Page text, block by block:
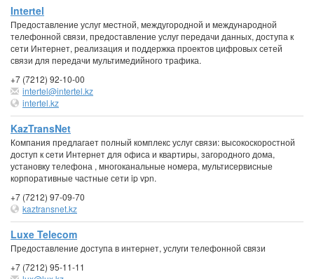
Intertel
Предоставление услуг местной, междугородной и международной
телефонной связи, предоставление услуг передачи данных, доступа к
сети Интернет, реализация и поддержка проектов цифровых сетей
связи для передачи мультимедийного трафика.
+7 (7212) 92-10-00
intertel@intertel.kz
intertel.kz
KazTransNet
Компания предлагает полный комплекс услуг связи: высокоскоростной
доступ к сети Интернет для офиса и квартиры, загородного дома,
установку телефона , многоканальные номера, мультисервисные
корпоративные частные сети ip vpn.
+7 (7212) 97-09-70
kaztransnet.kz
Luxe Telecom
Предоставление доступа в интернет, услуги телефонной связи
+7 (7212) 95-11-11